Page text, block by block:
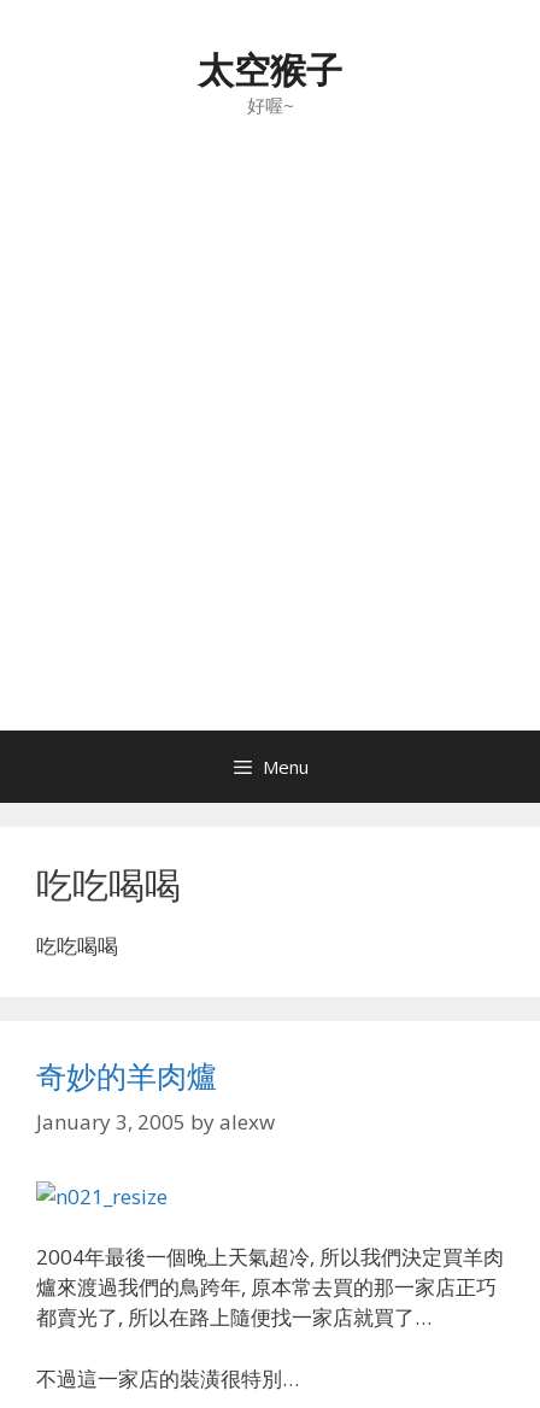
太空猴子
好喔~
Menu
吃吃喝喝
吃吃喝喝
奇妙的羊肉爐
January 3, 2005 byalexw
2004年最後一個晚上天氣超冷, 所以我們決定買羊肉
爐來渡過我們的鳥跨年, 原本常去買的那一家店正巧
都賣光了, 所以在路上隨便找一家店就買了…
不過這一家店的裝潢很特別…